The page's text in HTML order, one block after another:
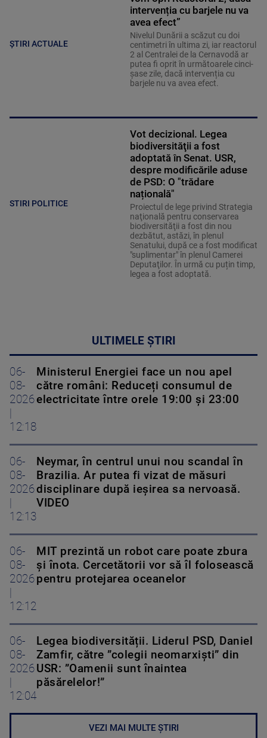
ȘTIRI ACTUALE
intervenția cu barjele nu va
avea efect”
Nivelul Dunării a scăzut cu doi
centimetri în ultima zi, iar reactorul
2 al Centralei de la Cernavodă ar
putea fi oprit în următoarele cinci-
șase zile, dacă intervenția cu
barjele nu va avea efect.
STIRI POLITICE
Vot decizional. Legea
biodiversităţii a fost
adoptată în Senat. USR,
despre modificările aduse
de PSD: O "trădare
națională"
Proiectul de lege privind Strategia
naţională pentru conservarea
biodiversităţii a fost din nou
dezbătut, astăzi, în plenul
Senatului, după ce a fost modificat
"suplimentar" în plenul Camerei
Deputaţilor. În urmă cu puțin timp,
legea a fost adoptată.
ULTIMELE ȘTIRI
06-
08-
2026
12:18
Ministerul Energiei face un nou apel
către români: Reduceți consumul de
electricitate între orele 19:00 și 23:00
06-
08-
2026
12:13
Neymar, în centrul unui nou scandal în
Brazilia. Ar putea fi vizat de măsuri
disciplinare după ieșirea sa nervoasă.
VIDEO
06-
08-
2026
12:12
MIT prezintă un robot care poate zbura
și înota. Cercetătorii vor să îl folosească
pentru protejarea oceanelor
06-
08-
2026
12:04
Legea biodiversității. Liderul PSD, Daniel
Zamfir, către ”colegii neomarxiști” din
USR: ”Oamenii sunt înaintea
păsărelelor!”
VEZI MAI MULTE ȘTIRI